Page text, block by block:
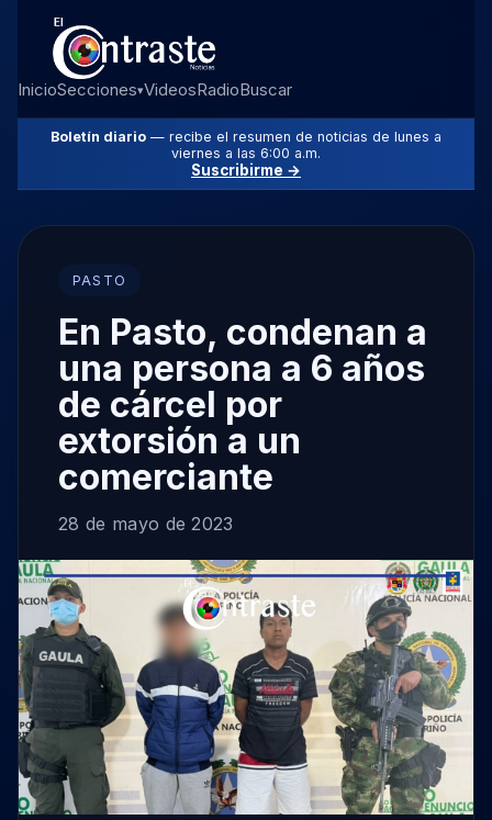
InicioSecciones▾VideosRadioBuscar
Boletín diario — recibe el resumen de noticias de lunes a
viernes a las 6:00 a.m.
Suscribirme →
PASTO
En Pasto, condenan a
una persona a 6 años
de cárcel por
extorsión a un
comerciante
28 de mayo de 2023